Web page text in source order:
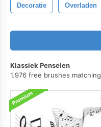
Decoratie Overladen
Klassiek Penselen
1.976 free brushes matching